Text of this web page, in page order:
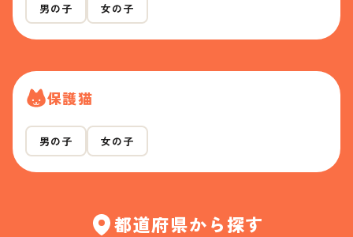
男の子 女の子
保護猫
男の子 女の子
都道府県から探す